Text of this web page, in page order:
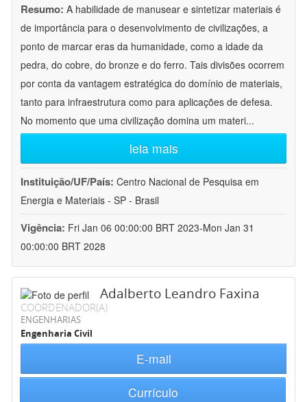
Resumo: A habilidade de manusear e sintetizar materiais é
de importância para o desenvolvimento de civilizações, a
ponto de marcar eras da humanidade, como a idade da
pedra, do cobre, do bronze e do ferro. Tais divisões ocorrem
por conta da vantagem estratégica do domínio de materiais,
tanto para infraestrutura como para aplicações de defesa.
No momento que uma civilização domina um materi...
leia mais
Instituição/UF/País: Centro Nacional de Pesquisa em
Energia e Materiais - SP - Brasil
Vigência: Fri Jan 06 00:00:00 BRT 2023-Mon Jan 31
00:00:00 BRT 2028
Adalberto Leandro Faxina
COORDENADOR(A)
ENGENHARIAS
Engenharia Civil
E-mail
Currículo